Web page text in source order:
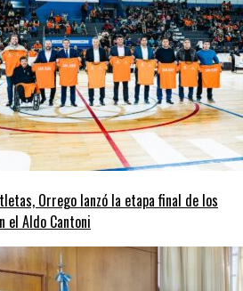
Orrego lanzó la etapa final de los
el Aldo Cantoni